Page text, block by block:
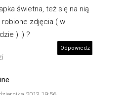
świetna, też się na nią
robione zdjęcia ( w
) :) ?
Odpowiedz